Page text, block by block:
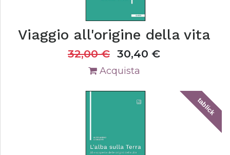
Viaggio all'origine della vita
32,00€ 30,40 €
Acquista
tablick